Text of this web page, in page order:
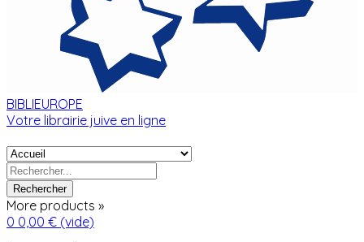
BIBLIEUROPE
Votre librairie juive en ligne
Rechercher
More products »
0 0,00 € (vide)